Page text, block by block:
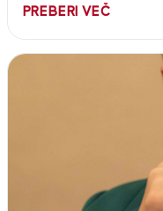
PREBERI VEČ